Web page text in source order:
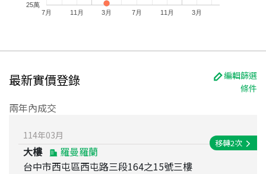
7月 11月 3月 7月 11月 3月
25萬
最新實價登錄
編輯篩選
條件
兩年內成交
114年03月
大樓
羅曼羅蘭
台中市西屯區西屯路三段164之15號三樓
移轉2次